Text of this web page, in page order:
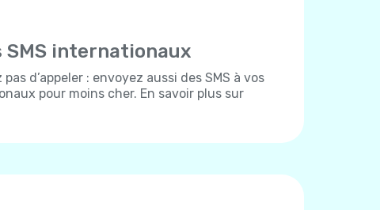
SMS internationaux
d’appeler : envoyez aussi des SMS à vos
pour moins cher. En savoir plus sur